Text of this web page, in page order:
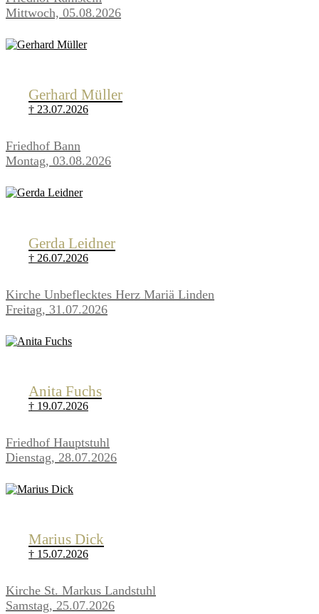
Mittwoch, 05.08.2026
Gerhard Müller
† 23.07.2026
Friedhof Bann
Montag, 03.08.2026
Gerda Leidner
† 26.07.2026
Kirche Unbeflecktes Herz Mariä Linden
Freitag, 31.07.2026
Anita Fuchs
† 19.07.2026
Friedhof Hauptstuhl
Dienstag, 28.07.2026
Marius Dick
† 15.07.2026
Kirche St. Markus Landstuhl
Samstag, 25.07.2026